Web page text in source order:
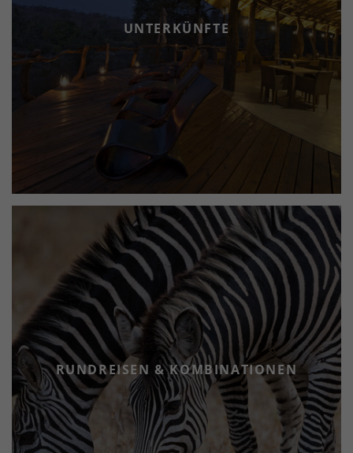
Wilderei im Majete Reservat haben die Wildtiere hier
wieder eine sichere Heimat gefunden. Heute können
Sie in diesem wenig besuchten Safarigebiet sogar
wieder die “Big Five“ bestaunen. Lassen Sie Ihre
Erlebnisse im Busch bei einem BBQ und einem Glas
Wein am Malawi See Revue passieren. Wir laden Sie ein,
dieses faszinierende Land mit uns zu entdecken.
Unsere Experten freuen sich darauf, Ihre ganz
persönliche Traumreise zusammenzustellen.
UNTERKÜNFTE
RUNDREISEN & KOMBINATIONEN